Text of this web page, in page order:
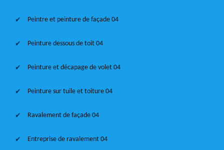
Peintre et peinture de façade 04
Peinture dessous de toit 04
Peinture et décapage de volet 04
Peinture sur tuile et toiture 04
Ravalement de façade 04
Entreprise de ravalement 04